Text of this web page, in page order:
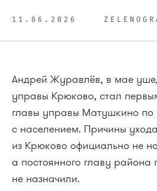
11.06.2026
Андрей Журавлёв, в мае
управы Крюково, стал
главы управы Матушкино по
с населением. Причины
из Крюково официально не
а постоянного главу района
не назначили.